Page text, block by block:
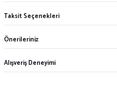
Taksit Seçenekleri
Önerileriniz
Alışveriş Deneyimi